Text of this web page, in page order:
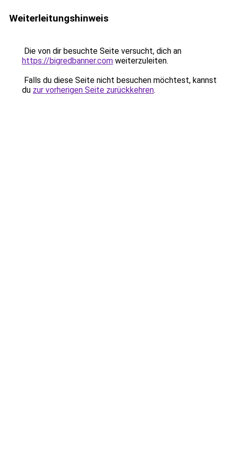
Weiterleitungshinweis
Die von dir besuchte Seite versucht, dich an
https://bigredbanner.com weiterzuleiten.
Falls du diese Seite nicht besuchen möchtest, kannst
du zur vorherigen Seite zurückkehren.